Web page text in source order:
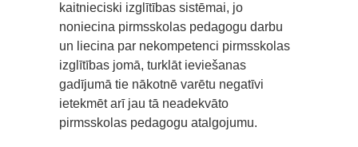
kaitnieciski izglītības sistēmai, jo
noniecina pirmsskolas pedagogu darbu
un liecina par nekompetenci pirmsskolas
izglītības jomā, turklāt ieviešanas
gadījumā tie nākotnē varētu negatīvi
ietekmēt arī jau tā neadekvāto
pirmsskolas pedagogu atalgojumu.